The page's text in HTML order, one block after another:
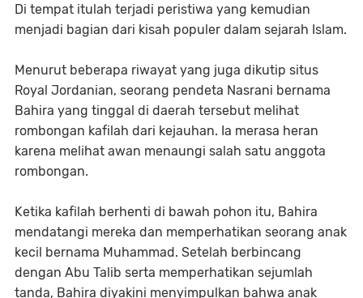
Di tempat itulah terjadi peristiwa yang kemudian
menjadi bagian dari kisah populer dalam sejarah Islam.
Menurut beberapa riwayat yang juga dikutip situs
Royal Jordanian, seorang pendeta Nasrani bernama
Bahira yang tinggal di daerah tersebut melihat
rombongan kafilah dari kejauhan. Ia merasa heran
karena melihat awan menaungi salah satu anggota
rombongan.
Ketika kafilah berhenti di bawah pohon itu, Bahira
mendatangi mereka dan memperhatikan seorang anak
kecil bernama Muhammad. Setelah berbincang
dengan Abu Talib serta memperhatikan sejumlah
tanda, Bahira diyakini menyimpulkan bahwa anak